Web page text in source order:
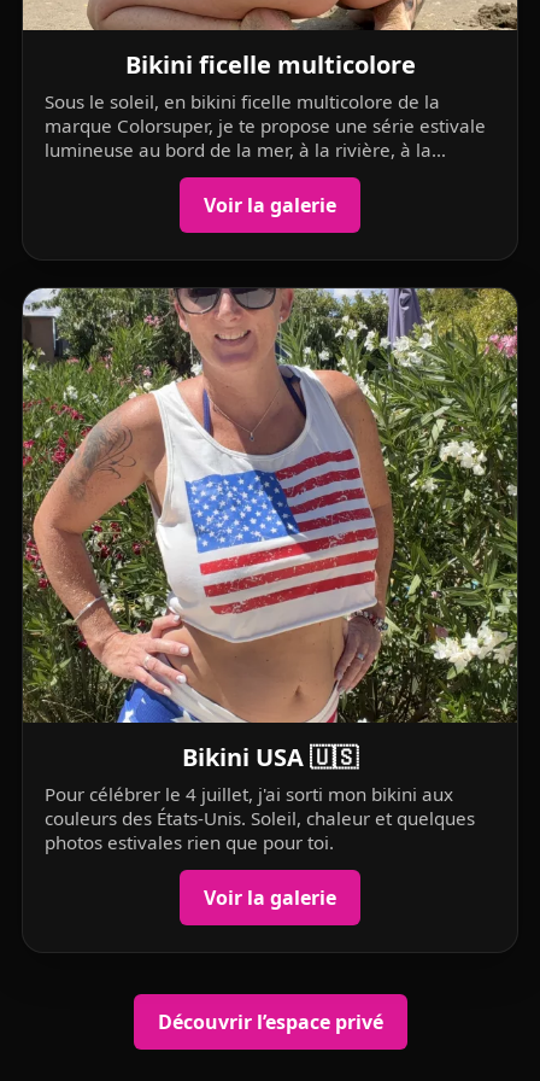
Bikini ficelle multicolore
Sous le soleil, en bikini ficelle multicolore de la
marque Colorsuper, je te propose une série estivale
lumineuse au bord de la mer, à la rivière, à la
piscine… mais aussi à la Chrysalide Club.
Voir la galerie
Bikini USA 🇺🇸
Pour célébrer le 4 juillet, j'ai sorti mon bikini aux
couleurs des États-Unis. Soleil, chaleur et quelques
photos estivales rien que pour toi.
Voir la galerie
Découvrir l’espace privé